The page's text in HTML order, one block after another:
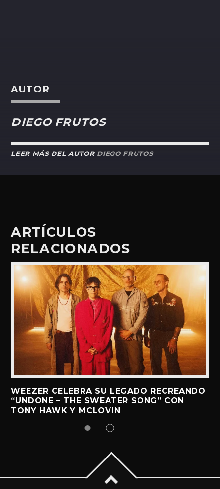
AUTOR
DIEGO FRUTOS
LEER MÁS DEL AUTOR DIEGO FRUTOS
ARTÍCULOS
RELACIONADOS
WEEZER CELEBRA SU LEGADO RECREANDO
“UNDONE – THE SWEATER SONG” CON
TONY HAWK Y MCLOVIN